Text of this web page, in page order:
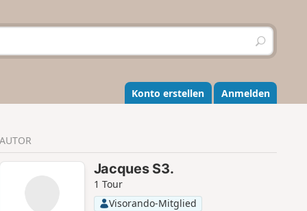
S
u
h
e
n
Konto erstellen Anmelden
AUTOR
Jacques S3.
1 Tour
Visorando-Mitglied